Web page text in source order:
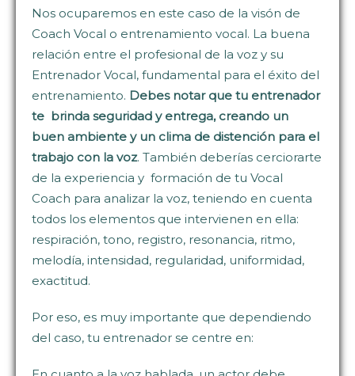
Nos ocuparemos en este caso de la visón de
Coach Vocal o entrenamiento vocal. La buena
relación entre el profesional de la voz y su
Entrenador Vocal, fundamental para el éxito del
entrenamiento. Debes notar que tu entrenador
te brinda seguridad y entrega, creando un
buen ambiente y un clima de distención para el
trabajo con la voz. También deberías cerciorarte
de la experiencia y formación de tu Vocal
Coach para analizar la voz, teniendo en cuenta
todos los elementos que intervienen en ella:
respiración, tono, registro, resonancia, ritmo,
melodía, intensidad, regularidad, uniformidad,
exactitud.
Por eso, es muy importante que dependiendo
del caso, tu entrenador se centre en: